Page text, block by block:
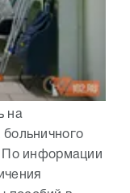
на
По информации